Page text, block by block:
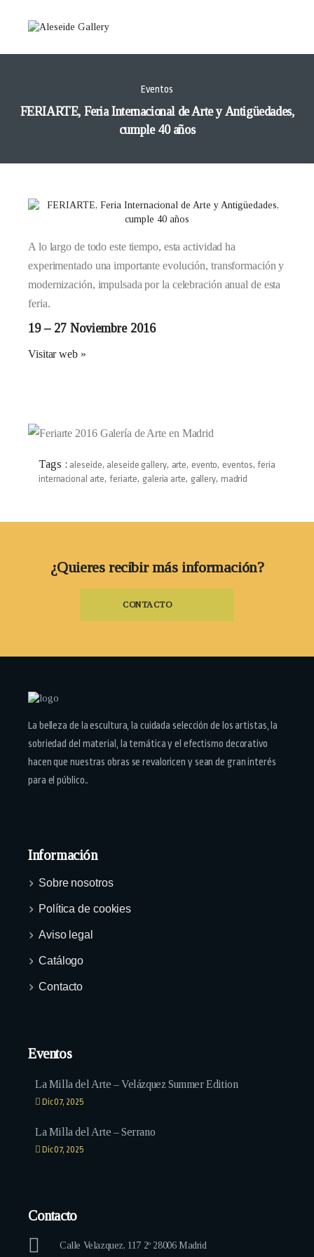
Eventos
FERIARTE, Feria Internacional de Arte y Antigüedades,
cumple 40 años
A lo largo de todo este tiempo, esta actividad ha
experimentado una importante evolución, transformación y
modernización, impulsada por la celebración anual de esta
feria.
19 – 27 Noviembre 2016
Visitar web »
Tags : aleseide, aleseide gallery, arte, evento,eventos,feria
internacional arte,feriarte, galeria arte, gallery, madrid
¿Quieres recibir más información?
CONTACTO
La belleza de la escultura, la cuidada selección de los artistas, la
sobriedad del material, la temática y el efectismo decorativo
hacen que nuestras obras se revaloricen y sean de gran interés
para el público..
Información
Sobre nosotros
Política de cookies
Aviso legal
Catálogo
Contacto
Eventos
La Milla del Arte – Velázquez Summer Edition
Dic 07, 2025
La Milla del Arte – Serrano
Dic 07, 2025
Contacto
Calle Velazquez, 117 2º 28006 Madrid